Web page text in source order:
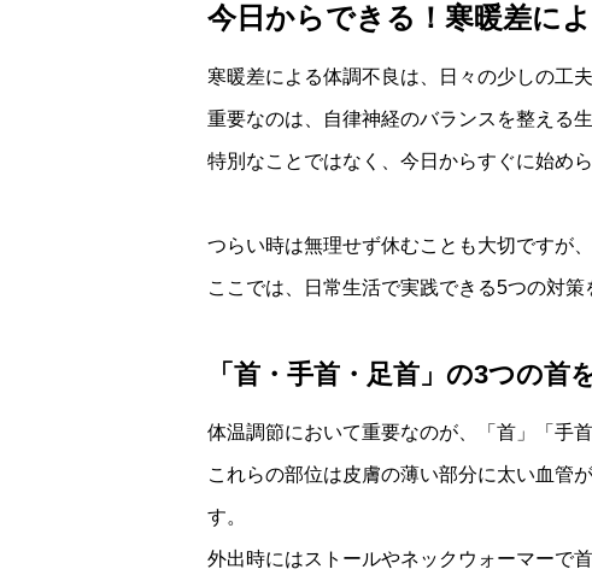
今日からできる！寒暖差に
寒暖差による体調不良は、日々の少しの工
重要なのは、自律神経のバランスを整える
特別なことではなく、今日からすぐに始め
つらい時は無理せず休むことも大切ですが
ここでは、日常生活で実践できる5つの対策
「首・手首・足首」の3つの首
体温調節において重要なのが、「首」「手
これらの部位は皮膚の薄い部分に太い血管
す。
外出時にはストールやネックウォーマーで